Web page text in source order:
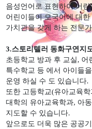
음성언어로 표현하여 어
어린이들이 모국어에 대
가치관을 갖게 하는 전문
3.스토리텔러 동화구연지
초등학교 방과 후 교실, 어
특수학교 등 에서 아이들
운영 하실 수 도 있습니다.
또한 고등학교(유아교육
대학의 유아교육학과, 아
지도할 수 있습니다.
앞으로도 더욱 많은 공공